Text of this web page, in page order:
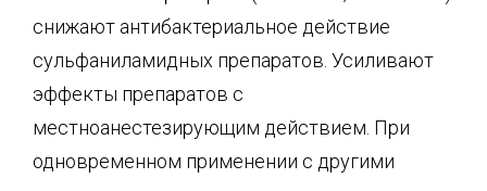
снижают антибактериальное действие
сульфаниламидных препаратов. Усиливают
эффекты препаратов с
местноанестезирующим действием. При
одновременном применении с другими